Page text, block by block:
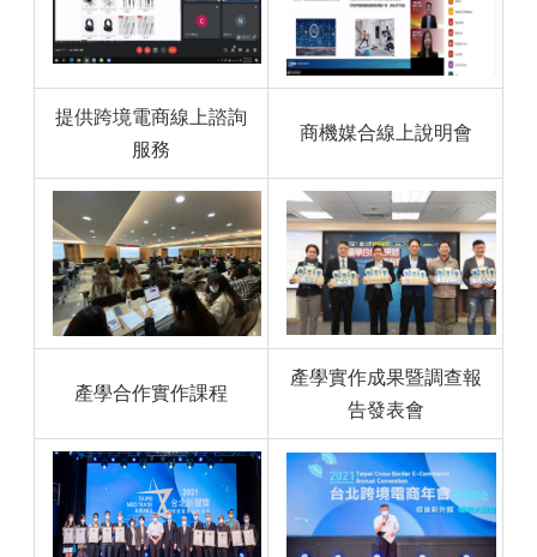
提供跨境電商線上諮詢
服務
商機媒合線上說明會
產學合作實作課程
產學實作成果暨調查報
告發表會